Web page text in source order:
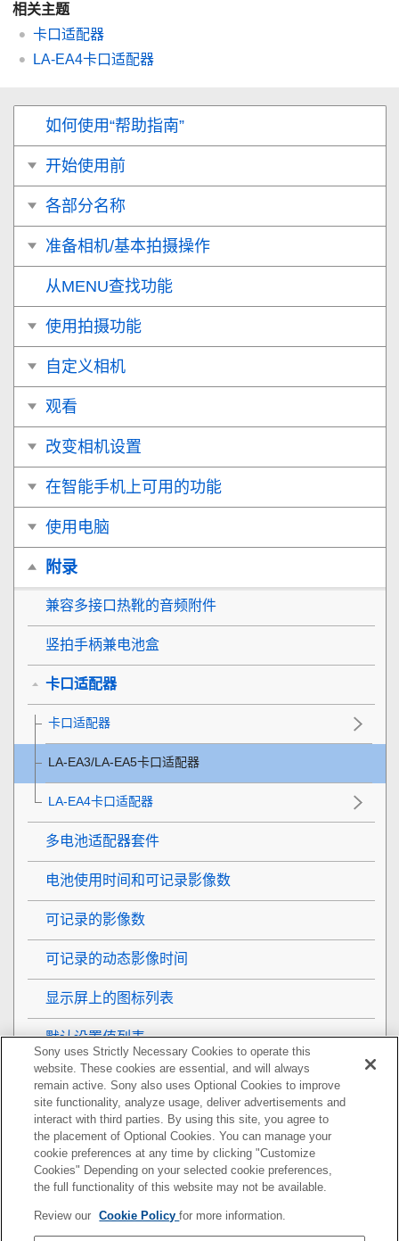
相关主题
卡口适配器
LA-EA4卡口适配器
如何使用“帮助指南”
开始使用前
各部分名称
准备相机/基本拍摄操作
从MENU查找功能
使用拍摄功能
自定义相机
观看
改变相机设置
在智能手机上可用的功能
使用电脑
附录
兼容多接口热靴的音频附件
竖拍手柄兼电池盒
卡口适配器
卡口适配器
LA-EA3/LA-EA5卡口适配器
LA-EA4卡口适配器
多电池适配器套件
电池使用时间和可记录影像数
可记录的影像数
可记录的动态影像时间
显示屏上的图标列表
默认设置值列表
规格
商标
许可
如果遇到问题
Sony uses Strictly Necessary Cookies to operate this
website. These cookies are essential, and will always
remain active. Sony also uses Optional Cookies to improve
site functionality, analyze usage, deliver advertisements and
interact with third parties. By using this site, you agree to
the placement of Optional Cookies. You can manage your
cookie preferences at any time by clicking "Customize
Cookies" Depending on your selected cookie preferences,
the full functionality of this website may not be available.
Review our Cookie Policyfor more information.